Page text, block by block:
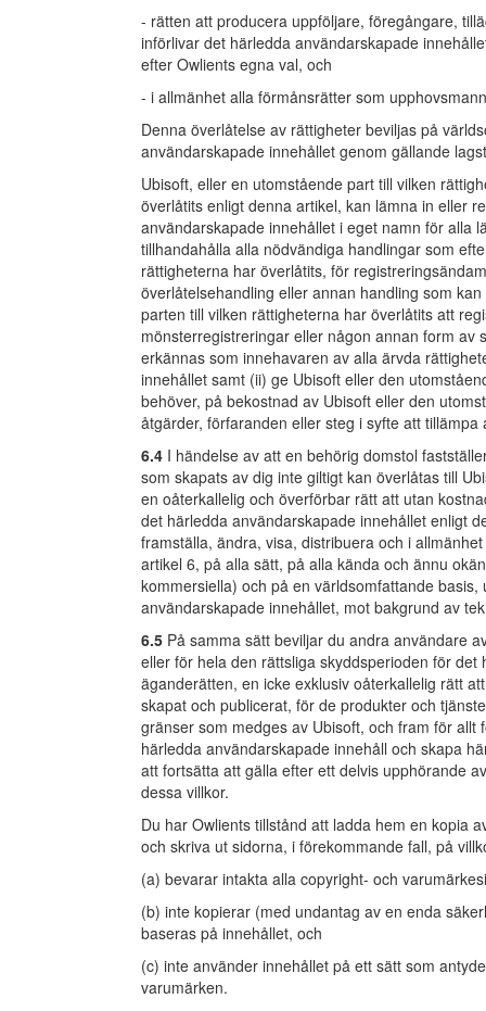
- rätten att producera uppföljare, föregångare,
införlivar det härledda användarskapade
efter Owlients egna val, och
- i allmänhet alla förmånsrätter som
Denna överlåtelse av rättigheter beviljas på
användarskapade innehållet genom gällande
Ubisoft, eller en utomstående part till vilken
överlåtits enligt denna artikel, kan lämna in eller
användarskapade innehållet i eget namn för alla
tillhandahålla alla nödvändiga handlingar som
rättigheterna har överlåtits, för
överlåtelsehandling eller annan handling som
parten till vilken rättigheterna har överlåtits att
mönsterregistreringar eller någon annan form
erkännas som innehavaren av alla ärvda
innehållet samt (ii) ge Ubisoft eller den
behöver, på bekostnad av Ubisoft eller den
åtgärder, förfaranden eller steg i syfte att
6.4 I händelse av att en behörig domstol
som skapats av dig inte giltigt kan överlåtas till
en oåterkallelig och överförbar rätt att utan
det härledda användarskapade innehållet enligt
framställa, ändra, visa, distribuera och i
artikel 6, på alla sätt, på alla kända och ännu
kommersiella) och på en världsomfattande
användarskapade innehållet, mot bakgrund av
6.5 På samma sätt beviljar du andra användare
eller för hela den rättsliga skyddsperioden för
äganderätten, en icke exklusiv oåterkallelig rätt
skapat och publicerat, för de produkter och
gränser som medges av Ubisoft, och fram för
härledda användarskapade innehåll och skapa
att fortsätta att gälla efter ett delvis upphörande
dessa villkor.
Du har Owlients tillstånd att ladda hem en kopia
och skriva ut sidorna, i förekommande fall, på
(a) bevarar intakta alla copyright- och
(b) inte kopierar (med undantag av en enda
baseras på innehållet, och
(c) inte använder innehållet på ett sätt som
varumärken.